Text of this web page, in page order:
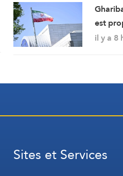
est
des
il y a 8
Sites et Services